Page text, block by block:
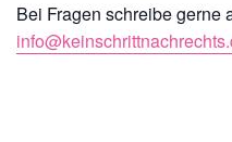
Bei Fragen schreibe gerne